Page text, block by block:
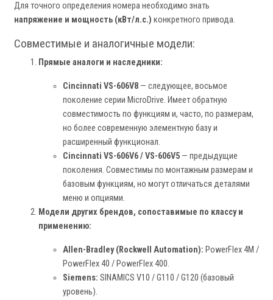
Для точного определения номера необходимо знать
напряжение и мощность (кВт/л.с.) конкретного привода.
Совместимые и аналогичные модели:
Прямые аналоги и наследники:
Cincinnati VS-606V8 — следующее, восьмое
поколение серии MicroDrive. Имеет обратную
совместимость по функциям и, часто, по размерам,
но более современную элементную базу и
расширенный функционал.
Cincinnati VS-606V6 / VS-606V5 — предыдущие
поколения. Совместимы по монтажным размерам и
базовым функциям, но могут отличаться деталями
меню и опциями.
Модели других брендов, сопоставимые по классу и
применению:
Allen-Bradley (Rockwell Automation): PowerFlex 4M /
PowerFlex 40 / PowerFlex 400.
Siemens: SINAMICS V10 / G110 / G120 (базовый
уровень).